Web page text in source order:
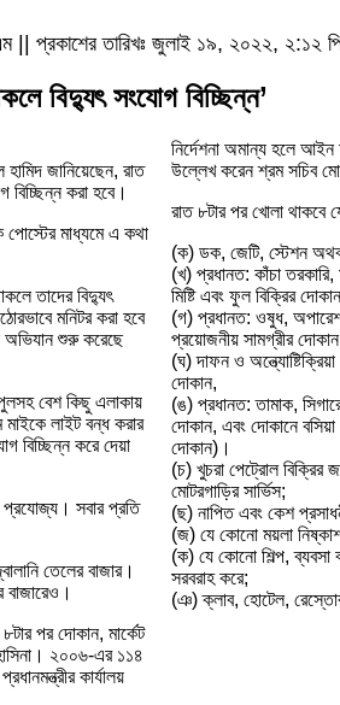
|| প্রকাশের তারিখঃ জুলাই ১৯, ২০২২, ২:১২
বিদ্যুৎ সংযোগ বিচ্ছিন্ন’
জানিয়েছেন, রাত
বিচ্ছিন্ন করা হবে।
পোস্টের মাধ্যমে এ কথা
তাদের বিদ্যুৎ
মনিটর করা হবে
অভিযান শুরু করেছে
বেশ কিছু এলাকায়
মাইকে লাইট বন্ধ করার
বিচ্ছিন্ন করে দেয়া
প্রযোজ্য। সবার প্রতি
তেলের বাজার।
পর দোকান, মার্কেট
হাসিনা। ২০০৬-এর ১১৪
কার্যালয়
নির্দেশনা অমান্য হলে আইন
উল্লেখ করেন শ্রম সচিব
রাত ৮টার পর খোলা থাকবে
(ক) ডক, জেটি, স্টেশন অথবা
(খ) প্রধানত: কাঁচা তরকারি,
মিষ্টি এবং ফুল বিক্রির
(গ) প্রধানত: ওষুধ,
প্রয়োজনীয় সামগ্রীর
(ঘ) দাফন ও
দোকান,
(ঙ) প্রধানত: তামাক,
দোকান, এবং দোকানে বসিয়া
দোকান)।
(চ) খুচরা পেট্রোল বিক্রির
মোটরগাড়ির সার্ভিস;
(ছ) নাপিত এবং কেশ
(জ) যে কোনো ময়লা
(ক) যে কোনো শিল্প, ব্যবসা
সরবরাহ করে;
(ঞ) ক্লাব, হোটেল,